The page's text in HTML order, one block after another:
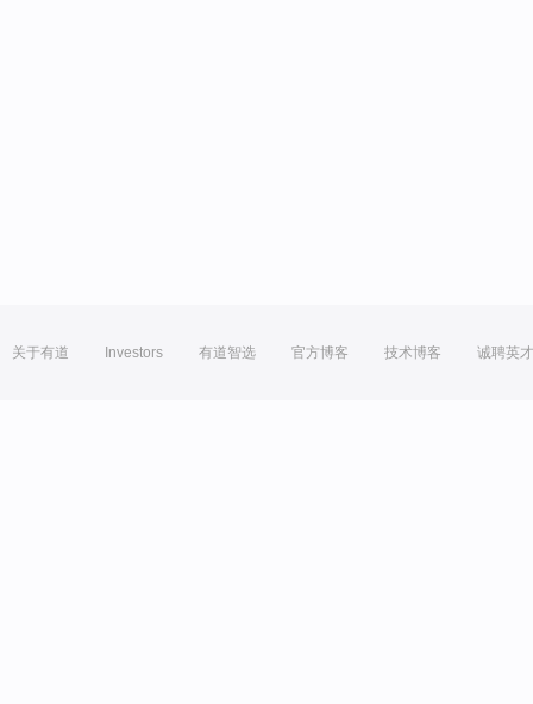
关于有道 Investors 有道智选 官方博客 技术博客 诚聘英才